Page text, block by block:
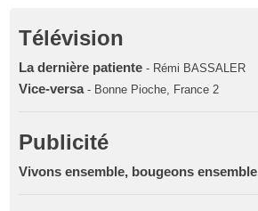
Télévision
La dernière patiente - Rémi BASSALER
Vice-versa- Bonne Pioche, France 2
Publicité
Vivons ensemble, bougeons ensemble